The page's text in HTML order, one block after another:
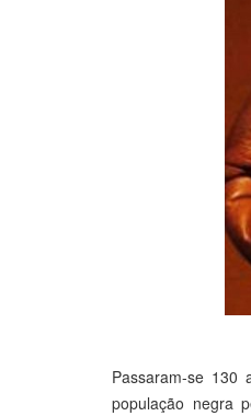
Passaram-se
população negra